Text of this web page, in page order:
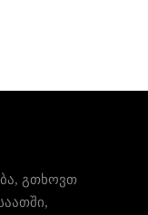
გთხოვთ